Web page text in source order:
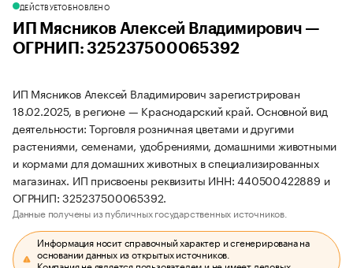
ДЕЙСТВУЕТОБНОВЛЕНО
ИП Мясников Алексей Владимирович —
ОГРНИП: 325237500065392
ИП Мясников Алексей Владимирович зарегистрирован
18.02.2025, в регионе — Краснодарский край. Основной вид
деятельности: Торговля розничная цветами и другими
растениями, семенами, удобрениями, домашними животными
и кормами для домашних животных в специализированных
магазинах. ИП присвоены реквизиты ИНН: 440500422889 и
ОГРНИП: 325237500065392.
Данные получены из публичных государственных источников.
Информация носит справочный характер и сгенерирована на
основании данных из открытых источников.